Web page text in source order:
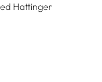
Hattinger